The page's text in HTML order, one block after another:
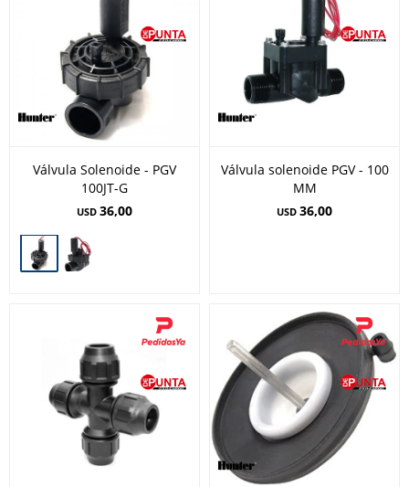
Válvula Solenoide - PGV
100JT-G
USD 36,00
Válvula solenoide PGV - 100
MM
USD 36,00